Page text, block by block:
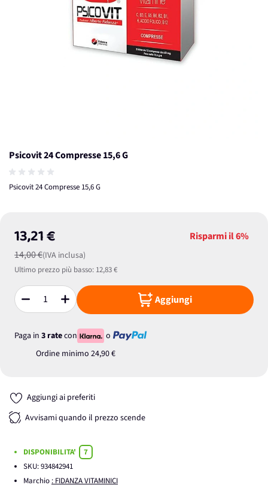
Psicovit 24 Compresse 15,6 G
Psicovit 24 Compresse 15,6 G
13,21 €
14,00 €(IVA inclusa)
Risparmi il6%
Ultimo prezzo più basso: 12,83 €
Quantità Aggiungi
Paga in 3 ratecon
o
Ordine minimo 24,90 €
Aggiungi ai preferiti
Avvisami quando il prezzo scende
DISPONIBILITA'
7
SKU:934842941
Marchio : FIDANZA VITAMINICI